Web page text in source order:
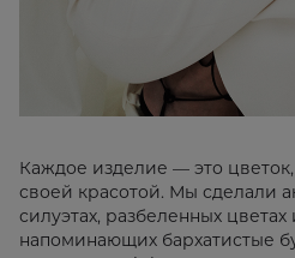
Каждое изделие — это
своей красотой. Мы сделали
силуэтах, разбеленных цветах
напоминающих бархатистые